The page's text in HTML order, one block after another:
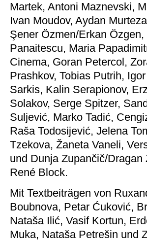
Martek, Antoni Maznevski,
Ivan Moudov, Aydan
Şener Özmen/Erkan
Panaitescu, Maria
Cinema, Goran Petercol,
Prashkov, Tobias Putrih,
Sarkis, Kalin Serapionov,
Solakov, Serge Spitzer,
Suljević, Marko Tadić,
Raša Todosijević, Jelena
Tzekova, Žaneta Vaneli,
und Dunja Zupančič/
René Block.
Mit Textbeiträgen von
Boubnova, Petar Ćuković,
Nataša Ilić, Vasif Kortun,
Muka, Nataša Petrešin und